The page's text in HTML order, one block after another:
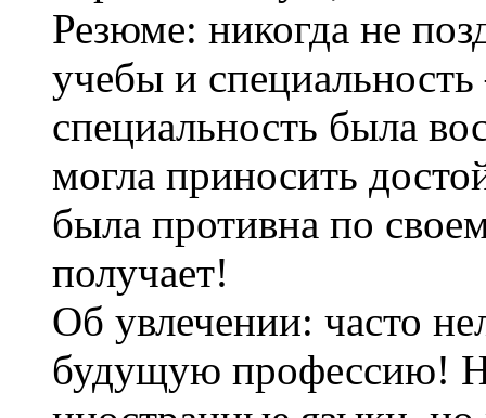
Резюме: никогда не
учебы и
специальность была
могла приносить
была противна по
получает!
Об увлечении: часто
будущую профессию!